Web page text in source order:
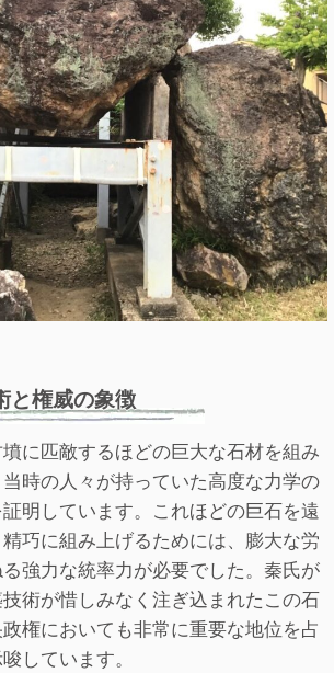
と権威の象徴
に匹敵するほどの巨大な石材を組み
時の人々が持っていた高度な力学の
明しています。これほどの巨石を遠
巧に組み上げるためには、膨大な労
強力な統率力が必要でした。秦氏が
術が惜しみなく注ぎ込まれたこの石
権においても非常に重要な地位を占
しています。